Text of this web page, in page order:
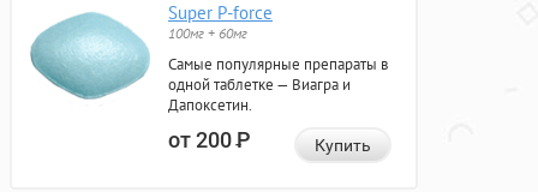
Super P-force
100мг + 60мг
Самые популярные препараты в
одной таблетке — Виагра и
Дапоксетин.
от 200Р Купить